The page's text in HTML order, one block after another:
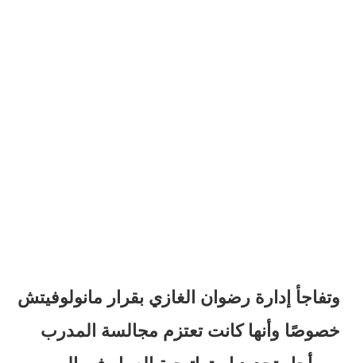
وتفاجأ إدارة رضوان الغازي بقرار مانولوفيتش
خصوصًا وأنها كانت تعتزم مجالسة المدرب